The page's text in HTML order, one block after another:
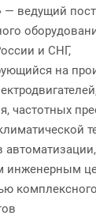
— ведущий
и СНГ,
на
частотных
инженерным